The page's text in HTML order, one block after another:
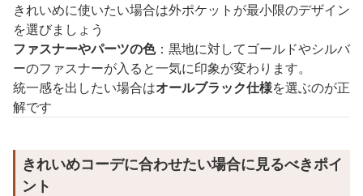
きれいめに使いたい場合は外ポケットが最小限のデザイン
を選びましょう
ファスナーやパーツの色：黒地に対してゴールドやシルバ
ーのファスナーが入ると一気に印象が変わります。
統一感を出したい場合はオールブラック仕様を選ぶのが正
解です
きれいめコーデに合わせたい場合に見るべきポイ
ント